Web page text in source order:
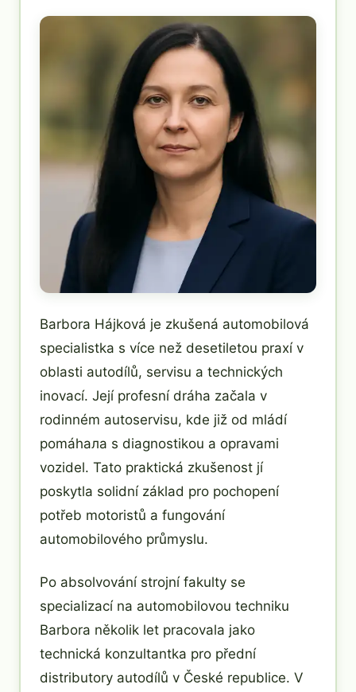
Barbora Hájková je zkušená automobilová
specialistka s více než desetiletou praxí v
oblasti autodílů, servisu a technických
inovací. Její profesní dráha začala v
rodinném autoservisu, kde již od mládí
pomáhала s diagnostikou a opravami
vozidel. Tato praktická zkušenost jí
poskytla solidní základ pro pochopení
potřeb motoristů a fungování
automobilového průmyslu.
Po absolvování strojní fakulty se
specializací na automobilovou techniku
Barbora několik let pracovala jako
technická konzultantka pro přední
distributory autodílů v České republice. V